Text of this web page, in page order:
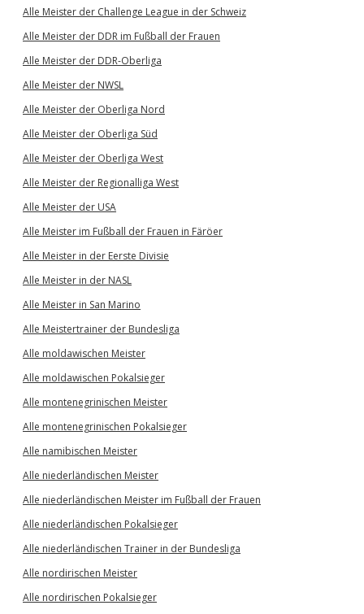
Alle Meister der Challenge League in der Schweiz
Alle Meister der DDR im Fußball der Frauen
Alle Meister der DDR-Oberliga
Alle Meister der NWSL
Alle Meister der Oberliga Nord
Alle Meister der Oberliga Süd
Alle Meister der Oberliga West
Alle Meister der Regionalliga West
Alle Meister der USA
Alle Meister im Fußball der Frauen in Färöer
Alle Meister in der Eerste Divisie
Alle Meister in der NASL
Alle Meister in San Marino
Alle Meistertrainer der Bundesliga
Alle moldawischen Meister
Alle moldawischen Pokalsieger
Alle montenegrinischen Meister
Alle montenegrinischen Pokalsieger
Alle namibischen Meister
Alle niederländischen Meister
Alle niederländischen Meister im Fußball der Frauen
Alle niederländischen Pokalsieger
Alle niederländischen Trainer in der Bundesliga
Alle nordirischen Meister
Alle nordirischen Pokalsieger